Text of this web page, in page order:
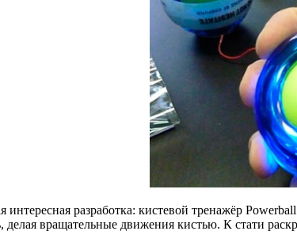
интересная разработка: кистевой тренажёр
вращательные движения кистью. К стати